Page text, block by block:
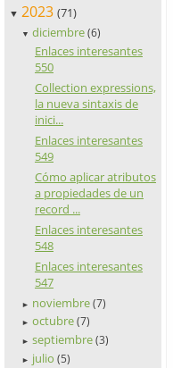
▼ 2023 (71)
▼ diciembre (6)
Enlaces interesantes
550
Collection expressions,
la nueva sintaxis de
inici...
Enlaces interesantes
549
Cómo aplicar atributos
a propiedades de un
record ...
Enlaces interesantes
548
Enlaces interesantes
547
► noviembre (7)
► octubre (7)
► septiembre (3)
► julio (5)